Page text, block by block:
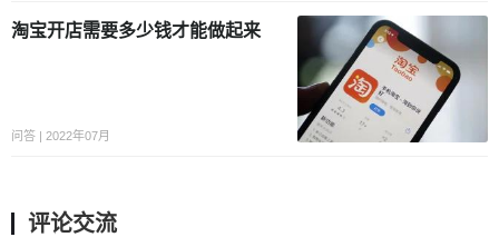
淘宝开店需要多少钱才能做起来
问答 | 2022年07月
评论交流